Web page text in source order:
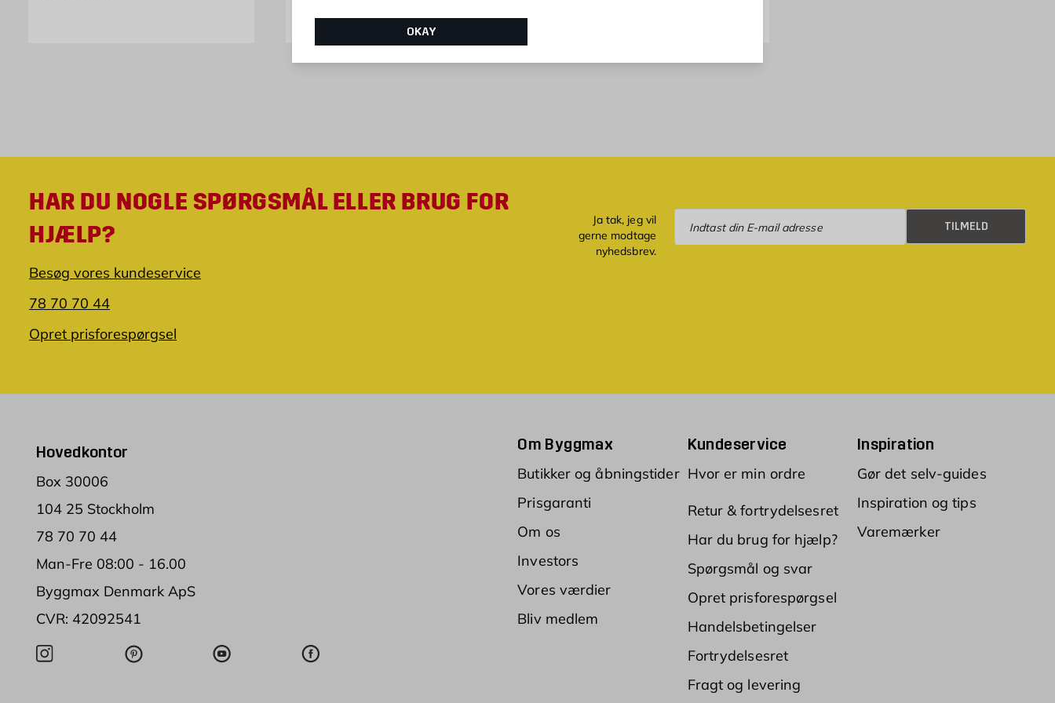
OKAY
HAR DU NOGLE SPØRGSMÅL ELLER BRUG FOR
HJÆLP?
Besøg vores kundeservice
78 70 70 44
Opret prisforespørgsel
Ja tak, jeg vil
gerne modtage
nyhedsbrev.
Tilmeld
TILMELD
Hovedkontor
Box 30006
104 25 Stockholm
78 70 70 44
Man-Fre 08:00 - 16.00
Byggmax Denmark ApS
CVR: 42092541
Om Byggmax
Butikker og åbningstider
Prisgaranti
Om os
Investors
Vores værdier
Bliv medlem
Kundeservice
Hvor er min ordre
Retur & fortrydelsesret
Har du brug for hjælp?
Spørgsmål og svar
Opret prisforespørgsel
Handelsbetingelser
Fortrydelsesret
Fragt og levering
Inspiration
Gør det selv-guides
Inspiration og tips
Varemærker